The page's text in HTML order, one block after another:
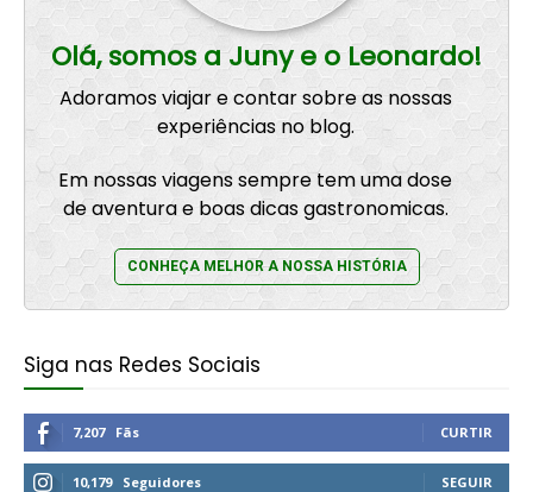
Olá, somos a Juny e o Leonardo!
Adoramos viajar e contar sobre as nossas
experiências no blog.
Em nossas viagens sempre tem uma dose
de aventura e boas dicas gastronomicas.
CONHEÇA MELHOR A NOSSA HISTÓRIA
Siga nas Redes Sociais
7,207 Fãs CURTIR
10,179 Seguidores SEGUIR